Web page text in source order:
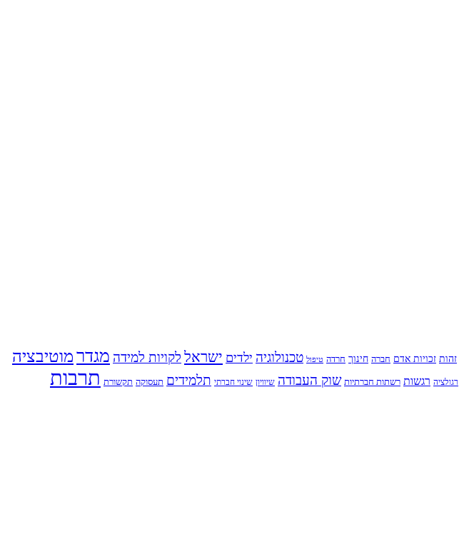
זהות זכויות אדם חברה חינוך חרדה טיפול טכנולוגיה ילדים ישראל לקויות למידה מגדרמוטיבציה
רגולציה רגשות רשתות חברתיות שוק העבודה שיוויון שינוי חברתי תלמידים תעסוקה תקשורת תרבות